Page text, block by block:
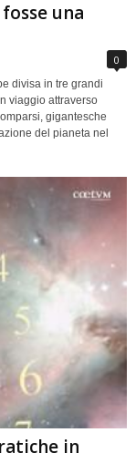
una
0
divisa in tre grandi
viaggio attraverso
gigantesche
del pianeta nel
in